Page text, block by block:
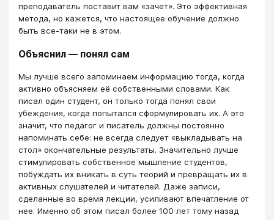
преподаватель поставит вам «зачет». Это эффективная
метода, но кажется, что настоящее обучение должно
быть все-таки не в этом.
Объяснил — понял сам
Мы лучше всего запоминаем информацию тогда, когда
активно объясняем её собственными словами. Как
писал один студент, он только тогда понял свои
убеждения, когда попытался сформулировать их. А это
значит, что педагог и писатель должны постоянно
напоминать себе: не всегда следует «выкладывать на
стол» окончательные результаты. Значительно лучше
стимулировать собственное мышление студентов,
побуждать их вникать в суть теорий и превращать их в
активных слушателей и читателей. Даже записи,
сделанные во время лекции, усиливают впечатление от
нее. Именно об этом писал более 100 лет тому назад